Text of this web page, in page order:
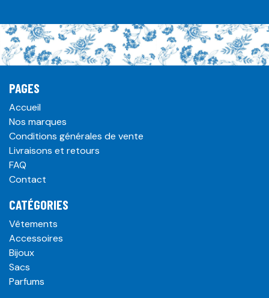
PAGES
Accueil
Nos marques
Conditions générales de vente
Livraisons et retours
FAQ
Contact
CATÉGORIES
Vêtements
Accessoires
Bijoux
Sacs
Parfums